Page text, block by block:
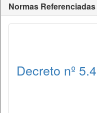
Normas Referenciadas
Decreto nº